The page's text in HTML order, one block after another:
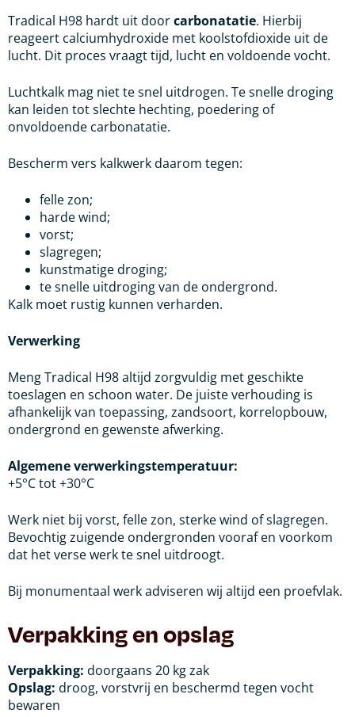
Tradical H98 hardt uit doorcarbonatatie. Hierbij
reageert calciumhydroxide met koolstofdioxide uit de
lucht. Dit proces vraagt tijd, lucht en voldoende vocht.
Luchtkalk mag niet te snel uitdrogen. Te snelle droging
kan leiden tot slechte hechting, poedering of
onvoldoende carbonatatie.
Bescherm vers kalkwerk daarom tegen:
felle zon;
harde wind;
vorst;
slagregen;
kunstmatige droging;
te snelle uitdroging van de ondergrond.
Kalk moet rustig kunnen verharden.
Verwerking
Meng Tradical H98 altijd zorgvuldig met geschikte
toeslagen en schoon water. De juiste verhouding is
afhankelijk van toepassing, zandsoort, korrelopbouw,
ondergrond en gewenste afwerking.
Algemene verwerkingstemperatuur:
+5°C tot +30°C
Werk niet bij vorst, felle zon, sterke wind of slagregen.
Bevochtig zuigende ondergronden vooraf en voorkom
dat het verse werk te snel uitdroogt.
Bij monumentaal werk adviseren wij altijd een proefvlak.
Verpakking en opslag
Verpakking: doorgaans 20 kg zak
Opslag: droog, vorstvrij en beschermd tegen vocht
bewaren